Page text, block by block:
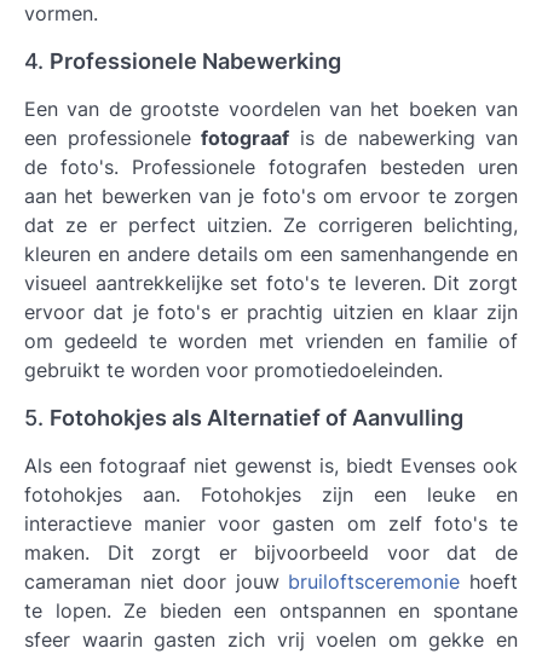
vormen.
4. Professionele Nabewerking
Een van de grootste voordelen van het boeken van
een professionele fotograaf is de nabewerking van
de foto's. Professionele fotografen besteden uren
aan het bewerken van je foto's om ervoor te zorgen
dat ze er perfect uitzien. Ze corrigeren belichting,
kleuren en andere details om een samenhangende en
visueel aantrekkelijke set foto's te leveren. Dit zorgt
ervoor dat je foto's er prachtig uitzien en klaar zijn
om gedeeld te worden met vrienden en familie of
gebruikt te worden voor promotiedoeleinden.
5. Fotohokjes als Alternatief of Aanvulling
Als een fotograaf niet gewenst is, biedt Evenses ook
fotohokjes aan. Fotohokjes zijn een leuke en
interactieve manier voor gasten om zelf foto's te
maken. Dit zorgt er bijvoorbeeld voor dat de
cameraman niet door jouw bruiloftsceremonie hoeft
te lopen. Ze bieden een ontspannen en spontane
sfeer waarin gasten zich vrij voelen om gekke en